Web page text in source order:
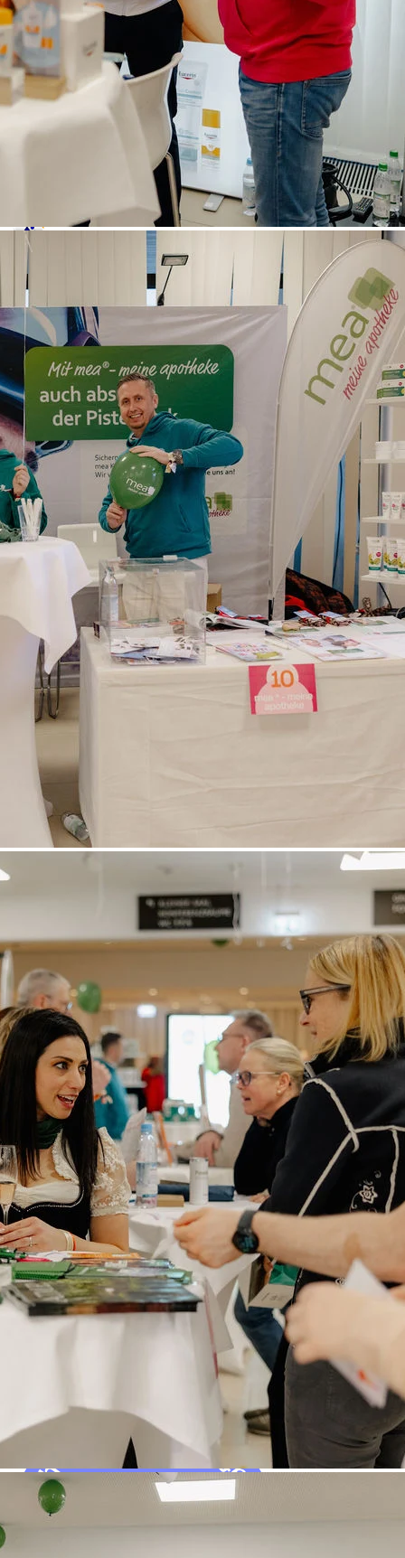
Leichter Regen
34°C/ Min.: 14°C
Niederschlag: 0.23mm
Wind: 1.7m/s
/ Min.: 14°C
Niederschlag: 0.31mm
Wind: 1.7m/s
Montag 10.08.2026
Leichter Regen
31°C/ Min.: 15°C
Niederschlag: 3.66mm
Wind: 1.7m/s
Sie haben Fragen?
Wir sind gerne für Sie da!
T 089 8581-550
ski@sanacorp.de
Service
Sponsoren
Sponsoren
Links
Götschen
Berchtesgaden
Sanacorp Pharmahandel GmbH
Semmelweisstraße 4
82152 Planegg
Facebook
Instagram
Impressum
Datenschutzerklärung
AGB
Grundsatzerklärung (LkSG)
Urheberrecht
Nutzungsbedingungen
Meldestelle
Code of Conduct